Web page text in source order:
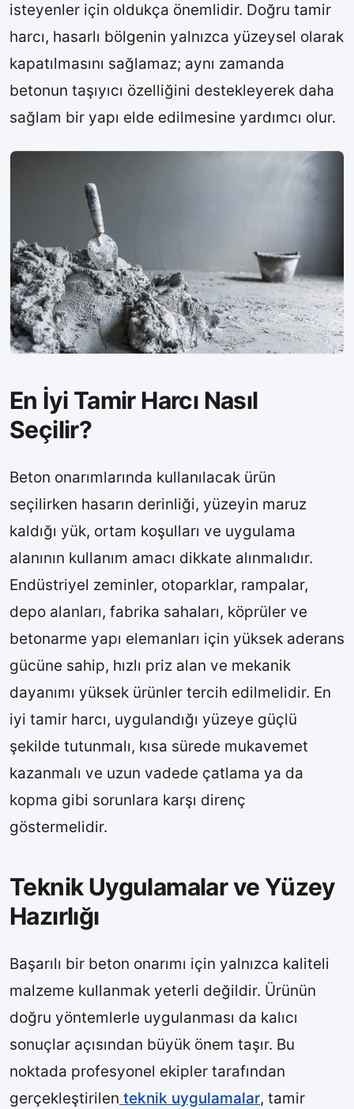
isteyenler için oldukça önemlidir. Doğru tamir
harcı, hasarlı bölgenin yalnızca yüzeysel olarak
kapatılmasını sağlamaz; aynı zamanda
betonun taşıyıcı özelliğini destekleyerek daha
sağlam bir yapı elde edilmesine yardımcı olur.
En İyi Tamir Harcı Nasıl
Seçilir?
Beton onarımlarında kullanılacak ürün
seçilirken hasarın derinliği, yüzeyin maruz
kaldığı yük, ortam koşulları ve uygulama
alanının kullanım amacı dikkate alınmalıdır.
Endüstriyel zeminler, otoparklar, rampalar,
depo alanları, fabrika sahaları, köprüler ve
betonarme yapı elemanları için yüksek aderans
gücüne sahip, hızlı priz alan ve mekanik
dayanımı yüksek ürünler tercih edilmelidir. En
iyi tamir harcı, uygulandığı yüzeye güçlü
şekilde tutunmalı, kısa sürede mukavemet
kazanmalı ve uzun vadede çatlama ya da
kopma gibi sorunlara karşı direnç
göstermelidir.
Teknik Uygulamalar ve Yüzey
Hazırlığı
Başarılı bir beton onarımı için yalnızca kaliteli
malzeme kullanmak yeterli değildir. Ürünün
doğru yöntemlerle uygulanması da kalıcı
sonuçlar açısından büyük önem taşır. Bu
noktada profesyonel ekipler tarafından
gerçekleştirilen teknik uygulamalar, tamir